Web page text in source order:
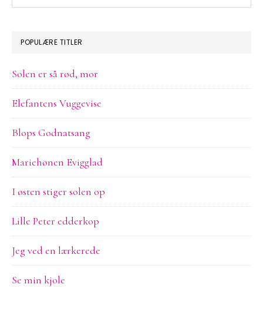
POPULÆRE TITLER
Solen er så rød, mor
Elefantens Vuggevise
Blops Godnatsang
Mariehønen Evigglad
I østen stiger solen op
Lille Peter edderkop
Jeg ved en lærkerede
Se min kjole